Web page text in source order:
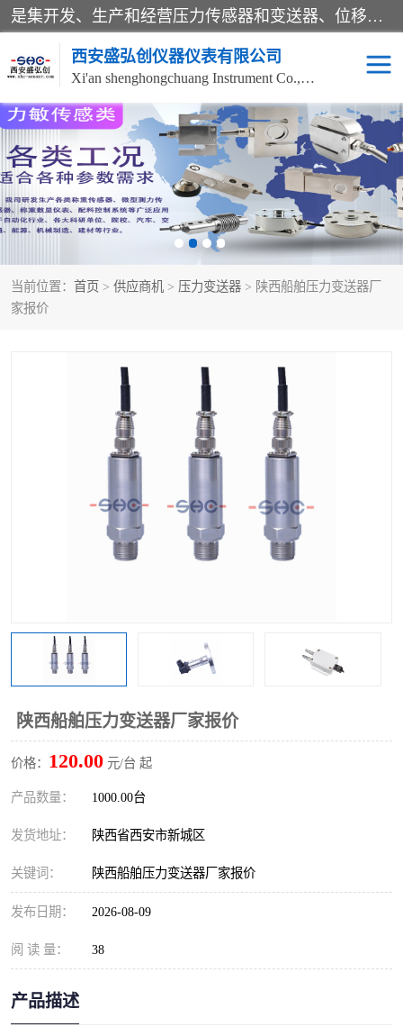
是集开发、生产和经营压力传感器和变送器、位移传感器和变送器、流量传感器和变送器、称重传感器和变送器、测力传感器和变送器、温湿度传感器和变送器、扭矩传感器、智能数显控制仪表等产品的化高新技术企业。
西安盛弘创仪器仪表有限公司
Xi'an shenghongchuang Instrument Co., Ltd
当前位置： 首页 > 供应商机 > 压力变送器 > 陕西船舶压力变送器厂
家报价
陕西船舶压力变送器厂家报价
价格： 120.00 元/台 起
产品数量： 1000.00台
发货地址： 陕西省西安市新城区
关键词： 陕西船舶压力变送器厂家报价
发布日期： 2026-08-09
阅 读 量： 38
产品描述
称重传感器 超声波流量计
压力变送器 通用型压力变送器
流量计
位移传感器 差压变送器